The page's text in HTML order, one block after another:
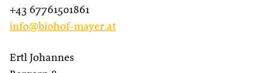
+43 67761501861
info@biohof-mayer.at
Ertl Johannes